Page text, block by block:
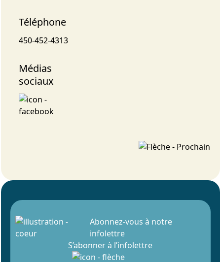
Téléphone
450-452-4313
Médias
sociaux
Abonnez-vous à notre
infolettre
S’abonner à l’infolettre